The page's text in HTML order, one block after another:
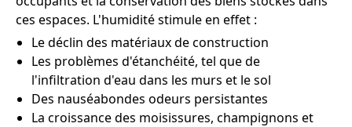
ces espaces. L'humidité stimule en effet :
Le déclin des matériaux de construction
Les problèmes d'étanchéité, tel que de
l'infiltration d'eau dans les murs et le sol
Des nauséabondes odeurs persistantes
La croissance des moisissures, champignons et